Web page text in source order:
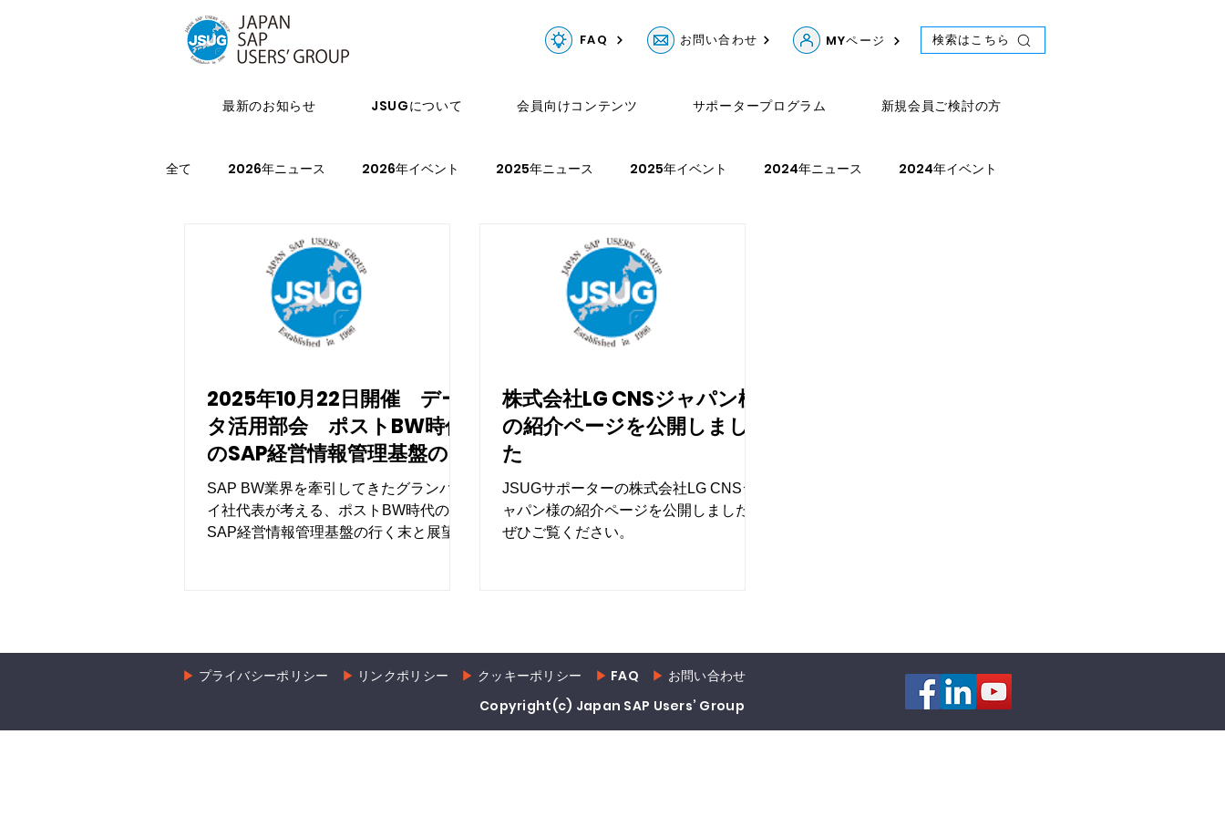
FAQ お問い合わせ MYページ 検索はこちら
最新のお知らせ JSUGについて 会員向けコンテンツ サポータープログラム 新規会員ご検討の方
全て 2026年ニュース 2026年イベント 2025年ニュース 2025年イベント 2024年ニュース 2024年イベント
2023年ニュース 2023年イベント 2022年イベント
2027年イベント
2025年10月22日開催 デー
タ活用部会 ポストBW時代
のSAP経営情報管理基盤の行
く末
SAP BW業界を牽引してきたグランバレ
イ社代表が考える、ポストBW時代の
SAP経営情報管理基盤の行く末と展望を
株式会社LG CNSジャパン様
の紹介ページを公開しまし
た
JSUGサポーターの株式会社LG CNSジ
ャパン様の紹介ページを公開しました。
ぜひご覧ください。
▶︎ プライバシーポリシー ▶︎ リンクポリシー ▶︎ クッキーポリシー ▶︎ FAQ ▶︎ お問い合わせ
Copyright(c) Japan SAP Users’ Group